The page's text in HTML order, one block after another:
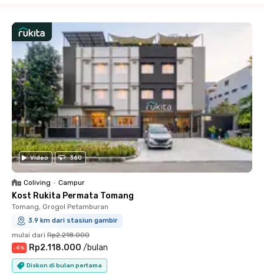
Video 360
Coliving • Campur
Kost Rukita Permata Tomang
Tomang, Grogol Petamburan
3.9 km dari stasiun gambir
mulai dari Rp2.218.000
-4% Rp2.118.000 /bulan
Diskon di bulan pertama